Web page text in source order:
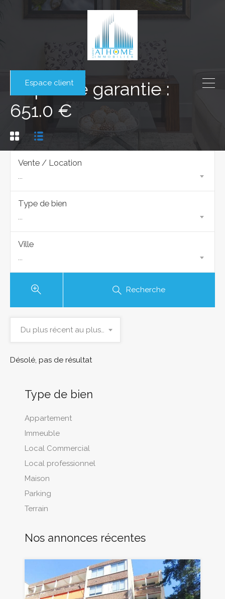
Espace client
Dépôt de garantie :
651.0 €
Vente / Location
...
Type de bien
...
Ville
...
Recherche
Du plus récent au plus ancien
Désolé, pas de résultat
Type de bien
Appartement
Immeuble
Local Commercial
Local professionnel
Maison
Parking
Terrain
Nos annonces récentes